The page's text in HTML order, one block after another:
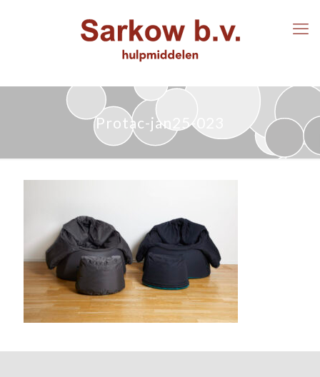
Protac-jan25-023